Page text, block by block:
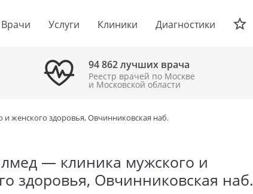
Врачи Услуги Клиники Диагностики
94 862 лучших врача
Реестр врачей по Москве
и Московской области
женского здоровья, Овчинниковская наб.
— клиника мужского и
здоровья, Овчинниковская наб.